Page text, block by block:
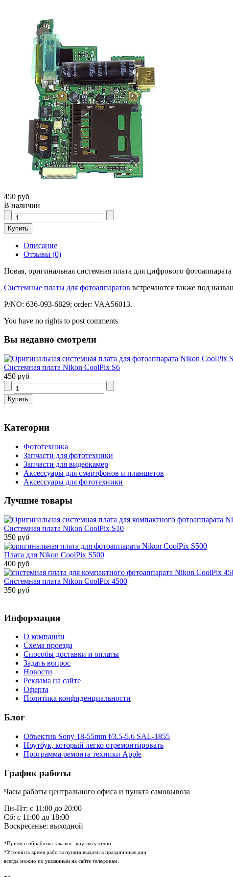
450 руб
В наличии
Описание
Отзывы (0)
Новая, оригинальная системная плата для цифрового
Системные платы для фотоаппаратов встречаются также под
P/NO: 636-093-6829; order: VAA56013.
You have no rights to post comments
Вы недавно смотрели
Системная плата Nikon CoolPix S6
450 руб
Категории
Фототехника
Запчасти для фототехники
Запчасти для видеокамер
Аксессуары для смартфонов и планшетов
Аксессуары для фототехники
Лучшие товары
Системная плата Nikon CoolPix S10
350 руб
Плата для Nikon CoolPix S500
400 руб
Системная плата Nikon CoolPix 4500
350 руб
Информация
О компании
Схема проезда
Способы доставки и оплаты
Задать вопрос
Новости
Реклама на сайте
Оферта
Политика конфиденциальности
Блог
Объектив Sony 18-55mm f/3.5-5.6 SAL-1855
Ноутбук, который легко отремонтировать
Программа ремонта техники Apple
График работы
Часы работы центрального офиса и пункта самовывоза
Пн-Пт: с 11:00 до 20:00
Сб: с 11:00 до 18:00
Воскресенье: выходной
*Прием и обработка заказов - круглосуточно
*Уточнить время работы пункта выдачи в праздничные дни
всегда можно по указанным на сайте телефонам.